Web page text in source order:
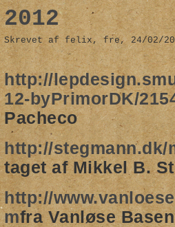
2012
Skrevet af felix, fre, 24/02/
http://
12-byPrimorDK/
Pacheco
http://stegmann.dk/
taget af Mikkel B.
http://
mfra Vanløse Basen